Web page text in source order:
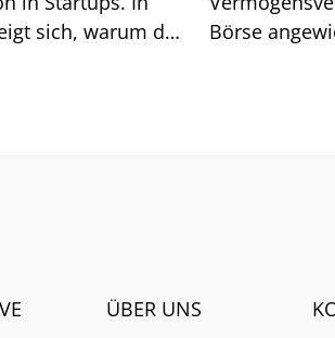
sich, warum das
Börse
ÜBER UNS